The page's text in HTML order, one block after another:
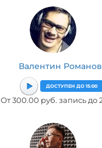
Валентин Романов
ДОСТУПЕН ДО 15:00
От 300.00 руб. запись до